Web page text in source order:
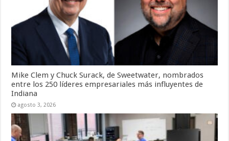
Mike Clem y Chuck Surack, de Sweetwater, nombrados
entre los 250 líderes empresariales más influyentes de
Indiana
agosto 3, 2026